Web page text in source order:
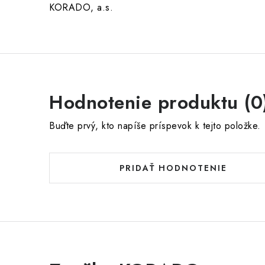
KORADO, a.s.
Hodnotenie produktu
Buďte prvý, kto napíše príspevok k tejto položke.
PRIDAŤ HODNOTENIE